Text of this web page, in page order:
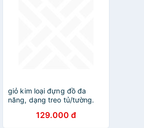
giỏ kim loại đựng đồ đa
năng, dạng treo tủ/tường.
129.000 đ